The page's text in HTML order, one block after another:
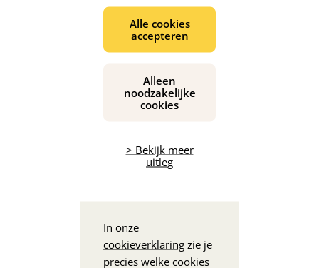
Alle cookies
accepteren
Alleen
noodzakelijke
cookies
> Bekijk meer
uitleg
In onze
cookieverklaring zie je
precies welke cookies
De inhoud wordt geladen...